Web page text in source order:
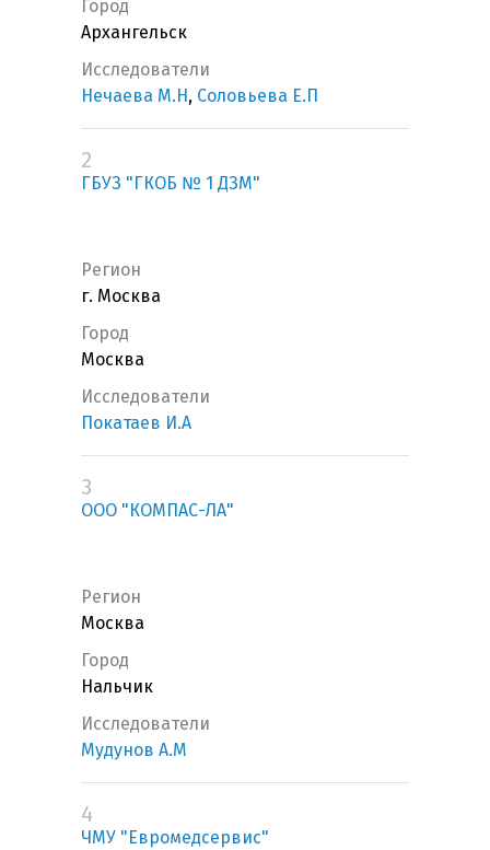
Город
Архангельск
Исследователи
Нечаева М.Н , Соловьева Е.П
2
ГБУЗ "ГКОБ № 1 ДЗМ"
Регион
г. Москва
Город
Москва
Исследователи
Покатаев И.А
3
ООО "КОМПАС-ЛА"
Регион
Москва
Город
Нальчик
Исследователи
Мудунов А.М
4
ЧМУ "Евромедсервис"